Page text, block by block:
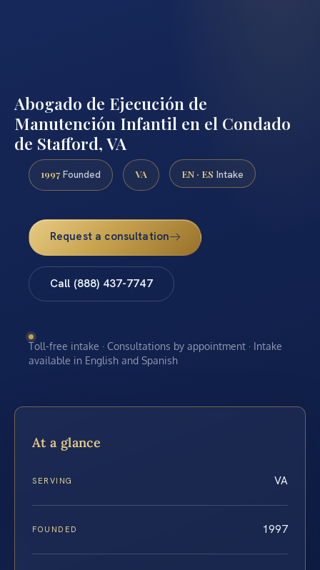
Abogado de Ejecución de
Manutención Infantil en el Condado
de Stafford, VA
1997 Founded VA EN · ES Intake
Request a consultation
Call (888) 437-7747
Toll-free intake · Consultations by appointment · Intake
available in English and Spanish
At a glance
SERVING VA
FOUNDED 1997